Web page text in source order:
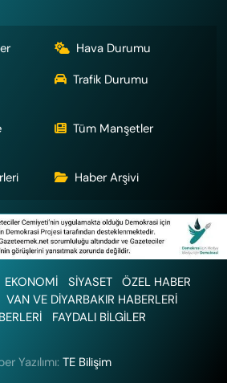
Hava Durumu
Trafik Durumu
Tüm Manşetler
Haber Arşivi
EKONOMİ SİYASET
ÖZEL HABER
VAN VE DİYARBAKIR HABERLERİ
FAYDALI BİLGİLER
Yazılımı: TE Bilişim